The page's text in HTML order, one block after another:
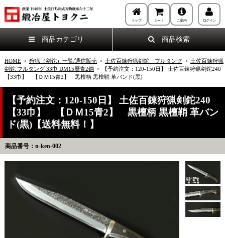
トップ カート ご案内 ログイン
商品カテゴリ 商品検索
HOME > 狩猟（剣鉈）一覧/通信販売 > 土佐百錬狩猟剣鉈 フルタング > 土佐百錬狩猟
剣鉈 フルタング 33巾 DM15層青2鋼 >
【予約注文：120-150日】 土佐百錬狩猟剣鉈240
【33巾】 【ＤＭ15青2】 黒檀柄 黒檀鞘 革バンド(黒)
【予約注文：120-150日】 土佐百錬狩猟剣鉈240
【33巾】 【ＤＭ15青2】 黒檀柄 黒檀鞘 革バン
ド(黒)【送料無料！】
商品番号：n-ken-002